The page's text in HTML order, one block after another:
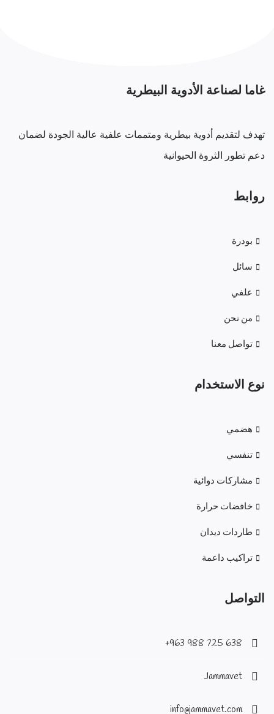
غاما لصناعة الأدوية البيطرية
تهدف لتقديم أدوية بيطرية ومتممات علفية عالية الجودة لضمان
دعم تطور الثروة الحيوانية
روابط
بودرة
سائل
علفي
من نحن
تواصل معنا
نوع الاستخدام
هضمي
تنفسي
مشاركات دوائية
خافضات حرارة
طاردات ديدان
تراكيب داعمة
التواصل
638 725 988 963+
Jammavet
info@jammavet.com